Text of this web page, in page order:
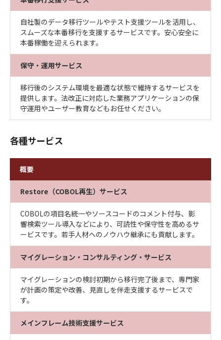
自社製のデータ移行ツールやテスト支援ツールを活用し、
スムーズな本番移行を支援するサービスです。安心安全に
本番稼働を迎えられます。
保守・運用サービス
移行後のシステム環境を最適な状態で維持するサービスを
提供します。法改正に対応した業務アプリケーションの保
守運用やユーザー教育などもお任せください。
各種サービス
概要
Restore（COBOL再生）サービス
COBOLの項目名統一やソースコードのコメント付与、影
響検索ツール導入などにより、可読性や保守性を高めるサ
ービスです。若手人材へのノウハウ継承にも貢献します。
マイグレーション・コンサルティング・サービス
マイグレーションの検討初期から移行完了後まで、専門家
が計画の策定や改善、見直しを伴走支援するサービスで
す。
メインフレーム技術支援サービス